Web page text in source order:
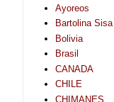
Ayoreos
Bartolina Sisa
Bolivia
Brasil
CANADA
CHILE
CHIMANES